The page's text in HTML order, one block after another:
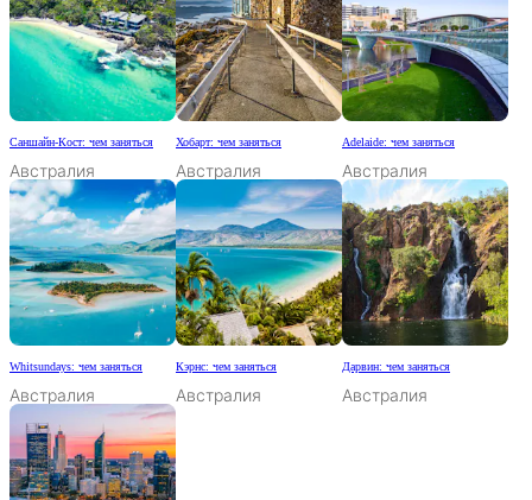
Саншайн-Кост: чем заняться
Австралия
Хобарт: чем заняться
Австралия
Adelaide: чем заняться
Австралия
Whitsundays: чем заняться
Австралия
Кэрнс: чем заняться
Австралия
Дарвин: чем заняться
Австралия